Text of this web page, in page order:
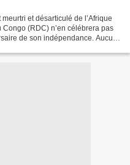
et désarticulé de l’Afrique
(RDC) n’en célébrera pas
de son indépendance. Aucun